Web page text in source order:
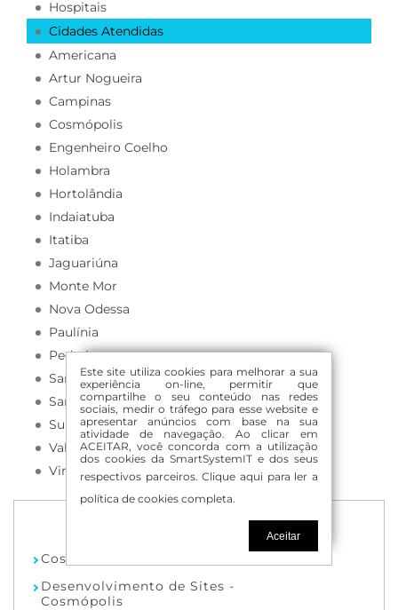
Hospitais
Cidades Atendidas
Americana
Artur Nogueira
Campinas
Cosmópolis
Engenheiro Coelho
Holambra
Hortolândia
Indaiatuba
Itatiba
Jaguariúna
Monte Mor
Nova Odessa
Paulínia
Pedreira
Santa Bárbara d Oeste
Santo Antônio de Posse
Sumaré
Valinhos
Vinhedo
Cosmópolis
Desenvolvimento de Sites -
Cosmópolis
Este site utiliza cookies para melhorar a sua
experiência on-line, permitir que
compartilhe o seu conteúdo nas redes
sociais, medir o tráfego para esse website e
apresentar anúncios com base na sua
atividade de navegação. Ao clicar em
ACEITAR, você concorda com a utilização
dos cookies da SmartSystemIT e dos seus
respectivos parceiros.Clique aqui para ler a
política de cookies completa.
Aceitar